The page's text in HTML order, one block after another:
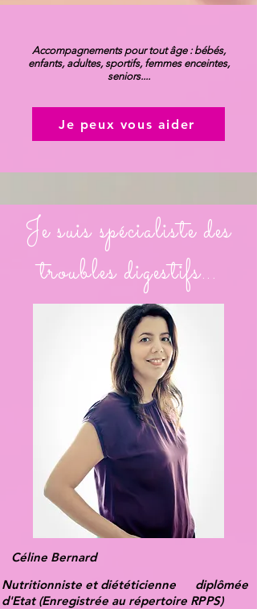
Accompagnements pour tout âge : bébés,
enfants, adultes, sportifs, femmes enceintes,
seniors....
Je peux vous aider
Je suis spécialiste des
troubles digestifs...
Céline Bernard
Nutritionniste et diététicienne diplômée
d'Etat (Enregistrée au répertoire RPPS)